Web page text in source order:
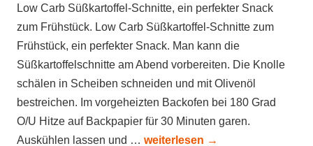
Low Carb Süßkartoffel-Schnitte, ein perfekter Snack
zum Frühstück. Low Carb Süßkartoffel-Schnitte zum
Frühstück, ein perfekter Snack. Man kann die
Süßkartoffelschnitte am Abend vorbereiten. Die Knolle
schälen in Scheiben schneiden und mit Olivenöl
bestreichen. Im vorgeheizten Backofen bei 180 Grad
O/U Hitze auf Backpapier für 30 Minuten garen.
Auskühlen lassen und … weiterlesen →